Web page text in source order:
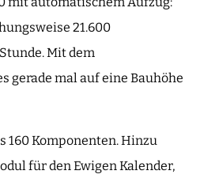
21.600
Mit dem
gerade mal auf eine Bauhöhe
160 Komponenten. Hinzu
für den Ewigen Kalender,